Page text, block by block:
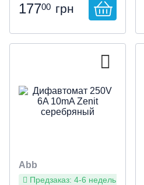
17700 грн
Abb
Предзаказ: 4-6 недель